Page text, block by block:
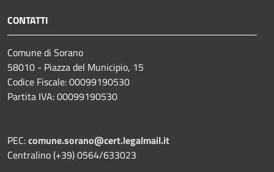
CONTATTI
Comune di Sorano
58010 - Piazza del Municipio, 15
Codice Fiscale: 00099190530
Partita IVA: 00099190530
PEC:comune.sorano@cert.legalmail.it
Centralino (+39) 0564/633023